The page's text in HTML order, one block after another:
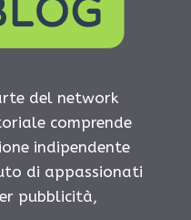
del network
comprende
indipendente
di appassionati
pubblicità,